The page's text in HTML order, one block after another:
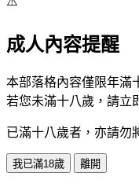
成人內容提醒
本部落格內容僅限年滿
若您未滿十八歲，請立
已滿十八歲者，亦請勿
我已滿18歲 離開